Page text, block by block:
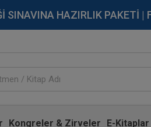
SINAVINA HAZIRLIK PAKETİ |
Kongreler & Zirveler E-Kitaplar